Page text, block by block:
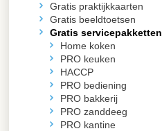
Gratis praktijkkaarten
Gratis beeldtoetsen
Gratis servicepakketten
Home koken
PRO keuken
HACCP
PRO bediening
PRO bakkerij
PRO zanddeeg
PRO kantine